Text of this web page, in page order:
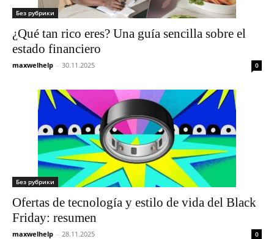
Без рубрики
¿Qué tan rico eres? Una guía sencilla sobre el
estado financiero
maxwelhelp - 30.11.2025 0
Без рубрики
Ofertas de tecnología y estilo de vida del Black
Friday: resumen
maxwelhelp - 28.11.2025 0